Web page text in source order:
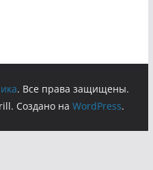
. Все права защищены.
Создано наWordPress.